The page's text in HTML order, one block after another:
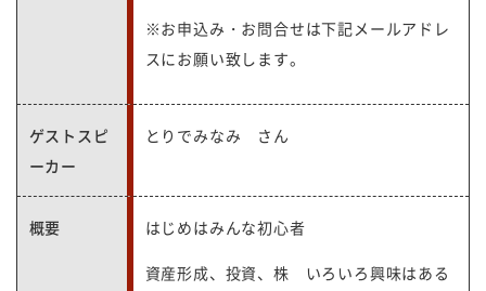
※お申込み・お問合せは下記メールアドレ
スにお願い致します。
ゲストスピ
ーカー
とりでみなみ さん
概要 はじめはみんな初心者
資産形成、投資、株 いろいろ興味はある